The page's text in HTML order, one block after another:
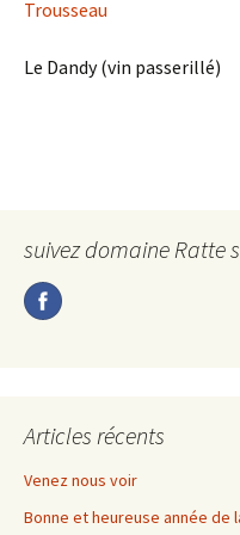
Trousseau
Le Dandy (vin passerillé)
suivez domaine Ratte
Articles récents
Venez nous voir
Bonne et heureuse année de